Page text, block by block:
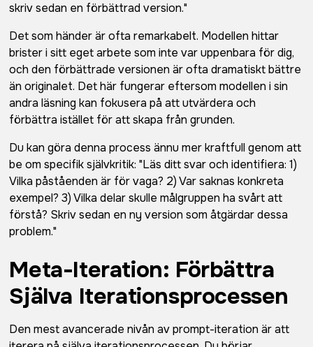
skriv sedan en förbättrad version."
Det som händer är ofta remarkabelt. Modellen hittar
brister i sitt eget arbete som inte var uppenbara för dig,
och den förbättrade versionen är ofta dramatiskt bättre
än originalet. Det här fungerar eftersom modellen i sin
andra läsning kan fokusera på att utvärdera och
förbättra istället för att skapa från grunden.
Du kan göra denna process ännu mer kraftfull genom att
be om specifik självkritik: "Läs ditt svar och identifiera: 1)
Vilka påståenden är för vaga? 2) Var saknas konkreta
exempel? 3) Vilka delar skulle målgruppen ha svårt att
förstå? Skriv sedan en ny version som åtgärdar dessa
problem."
Meta-Iteration: Förbättra
Själva Iterationsprocessen
Den mest avancerade nivån av prompt-iteration är att